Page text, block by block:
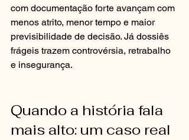
com documentação forte avançam com
menos atrito, menor tempo e maior
previsibilidade de decisão. Já dossiês
frágeis trazem controvérsia, retrabalho
e insegurança.
Quando a história fala
mais alto: um caso real